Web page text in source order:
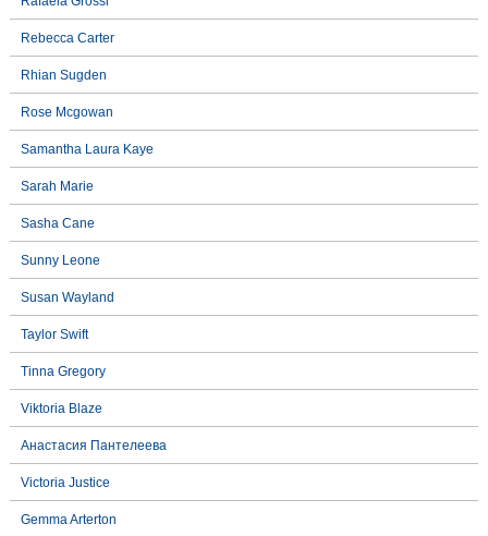
Rebecca Carter
Rhian Sugden
Rose Mcgowan
Samantha Laura Kaye
Sarah Marie
Sasha Cane
Sunny Leone
Susan Wayland
Taylor Swift
Tinna Gregory
Viktoria Blaze
Анастасия Пантелеева
Victoria Justice
Gemma Arterton